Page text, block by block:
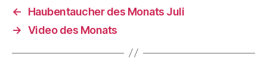
←
Haubentaucher des Monats Juli
→ Video des Monats